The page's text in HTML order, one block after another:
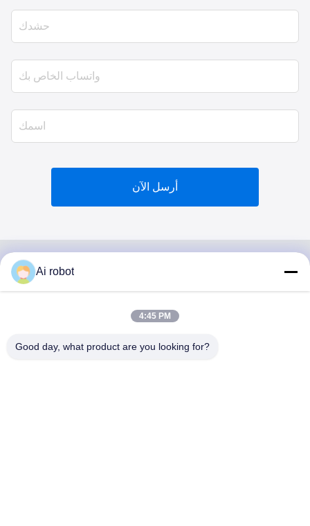
أرسل الآن
VIVI DENTAI
LABORATORY
Ai robot
4:45 PM
Good day, what product are you looking for?